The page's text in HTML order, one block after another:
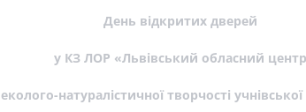
День відкритих дверей
у КЗ ЛОР «Львівський обласний центр
еколого-натуралістичної творчості